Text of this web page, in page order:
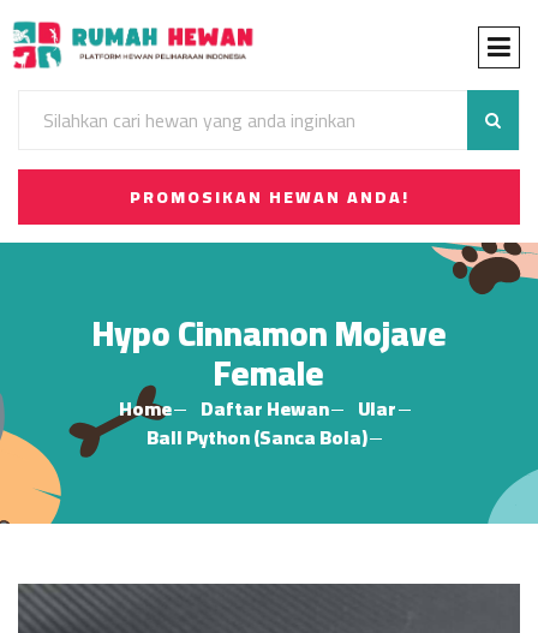
PROMOSIKAN HEWAN ANDA!
Hypo Cinnamon Mojave
Female
Home Daftar Hewan
Ular
Ball Python (Sanca Bola)